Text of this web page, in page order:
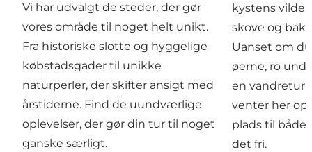
Vi har udvalgt de steder, der gør
vores område til noget helt unikt.
Fra historiske slotte og hyggelige
købstadsgader til unikke
naturperler, der skifter ansigt med
årstiderne. Find de uundværlige
oplevelser, der gør din tur til noget
ganske særligt.
kystens vilde
skove og
Uanset om
øerne, ro
en vandretur
venter her
plads til både
det fri.